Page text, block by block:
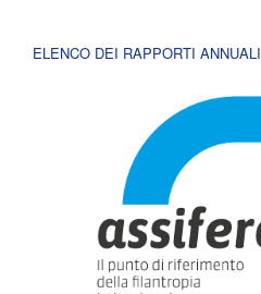
ELENCO DEI RAPPORTI ANNUALI